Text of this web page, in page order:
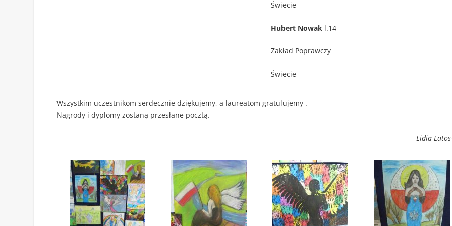
Świecie
Hubert Nowak l.14
Zakład Poprawczy
Świecie
Wszystkim uczestnikom serdecznie dziękujemy, a laureatom gratulujemy .
Nagrody i dyplomy zostaną przesłane pocztą.
Lidia